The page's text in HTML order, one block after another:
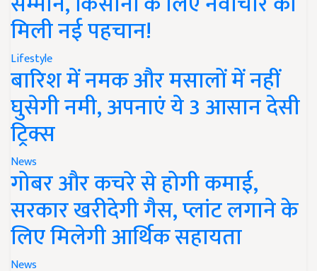
मिली नई पहचान!
Lifestyle
बारिश में नमक और मसालों में नहीं
घुसेगी नमी, अपनाएं ये 3 आसान देसी
ट्रिक्स
News
गोबर और कचरे से होगी कमाई,
सरकार खरीदेगी गैस, प्लांट लगाने के
लिए मिलेगी आर्थिक सहायता
News